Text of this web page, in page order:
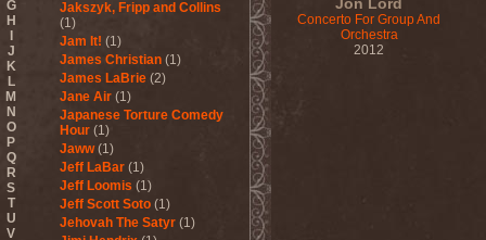
G
H
J
K
L
M
N
O
P
Q
R
S
T
U
V
Jakszyk, Fripp and Collins
(1)
Jam It! (1)
James Christian (1)
James LaBrie (2)
Jane Air (1)
Japanese Torture Comedy
Hour (1)
Jaww (1)
Jeff LaBar (1)
Jeff Loomis (1)
Jeff Scott Soto (1)
Jehovah The Satyr (1)
Concerto For Group And
Orchestra
2012